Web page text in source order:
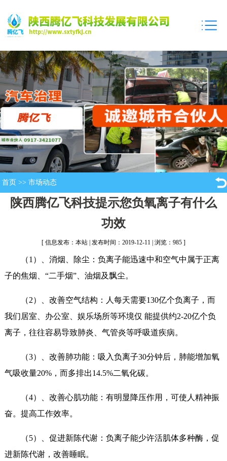
首页 >> 市场动态
陕西腾亿飞科技提示您负氧离子有什么
功效
[ 信息发布：本站 | 发布时间：2019-12-11 | 浏览：985 ]
（1）、消烟、除尘：负离子能迅速中和空气中属于正离
子的焦烟、“二手烟”、油烟及飘尘。
（2）、改善空气结构：人每天需要130亿个负离子，而
我们居室、办公室、娱乐场所等环境仅 能提供约2-20亿个负
离子，往往容易导致肺炎、气管炎等呼吸道疾病。
（3）、改善肺功能：吸入负离子30分钟后，肺能增加氧
气吸收量20%，而多排出14.5%二氧化碳。
（4）、改善心肌功能：有明显降压作用，可使人精神振
奋。提高工作效率。
（5）、促进新陈代谢：负离子能少许活肌体多种酶，促
进新陈代谢，改善睡眠。